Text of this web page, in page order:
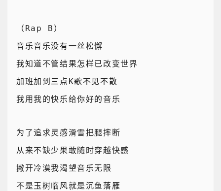
（Rap B）
音乐音乐没有一丝松懈
我知道不管结果怎样已改变世界
加班加到三点K歌不见不散
我用我的快乐给你好的音乐
为了追求灵感滑雪把腿摔断
从来不缺少果敢随时穿越快感
撇开冷漠我渴望音乐无限
不是玉树临风就是沉鱼落雁